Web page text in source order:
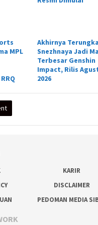
MPL
Akhirnya
Snezhnaya Jadi
Terbesar Genshin
Impact, Rilis
2026
KARIR
DISCLAIMER
PEDOMAN MEDIA